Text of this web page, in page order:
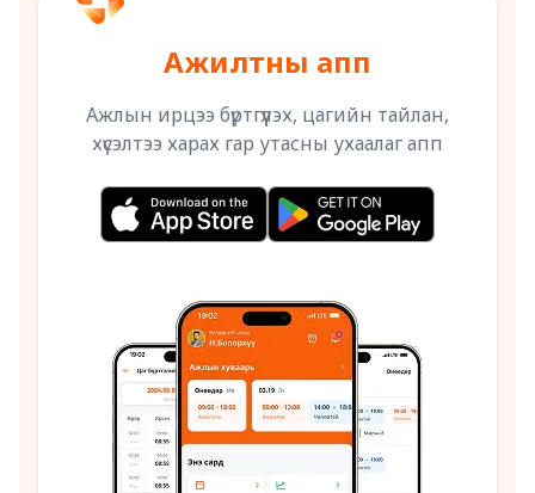
Ажилтны апп
Ажлын ирцээ бүртгүүлэх, цагийн тайлан,
хүсэлтээ харах гар утасны ухаалаг апп